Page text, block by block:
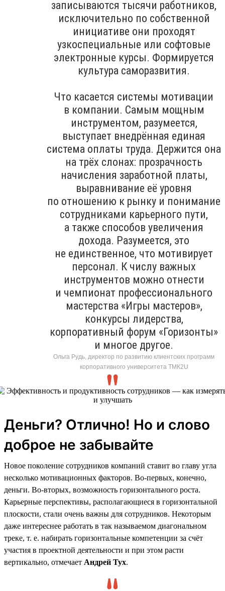
записываются тысячи работников,
исключительно по собственной
инициативе они проходят
узкоспециальные или софтовые
электронные курсы. Формируется
культура саморазвития.
Что касается системы мотивации
в компании. Самым мощным
инструментом, разумеется,
выступает внедрённая единая
система оплаты труда. Держится она
на трёх слонах: прозрачность
начисления заработной платы,
выравнивание её уровня
по отношению к рынку и понимание
сотрудниками карьерного пути,
а также способов увеличения
дохода. Разумеется, это
не единственное, что мотивирует
персонал. К числу важных
инструментов можно отнести
и чемпионат профессионального
мастерства «Игры мастеров»,
конкурсы лидерства,
корпоративный форум «Горизонты»
и многое другое.
Ольга Рудь, директор по развитию клиентских программ
корпоративного университета ТМК2U
Деньги? Отлично! Но и слово
доброе не забывайте
Новое поколение сотрудников компаний ставит во главу угла
несколько мотивационных факторов. Во-первых, конечно,
деньги. Во-вторых, возможность горизонтального роста.
Карьерные перспективы, располагающиеся в горизонтальной
плоскости, стали очень важны для сотрудников. Некоторым
даже интереснее работать в так называемом диагональном
треке, т. е. набирать горизонтальные компетенции за счёт
участия в проектной деятельности и при этом расти
вертикально, отмечает Андрей Тух.